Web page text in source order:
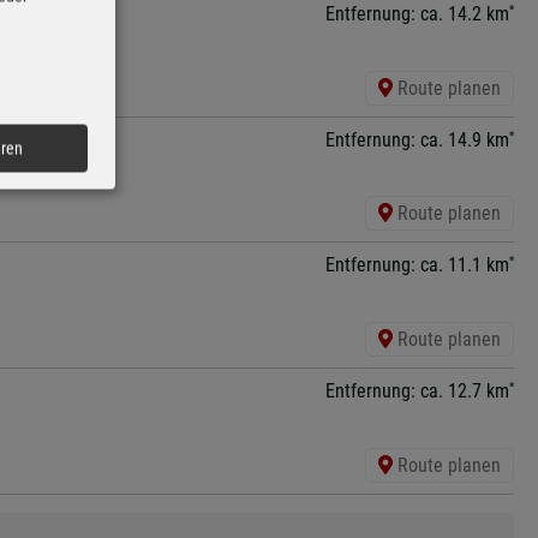
Entfernung: ca. 14.2 km*
Route planen
Entfernung: ca. 14.9 km*
Route planen
Entfernung: ca. 11.1 km*
Route planen
Entfernung: ca. 12.7 km*
Route planen